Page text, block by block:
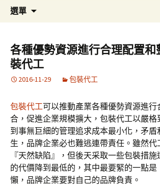
選單
容
區
各種優勢資源進行合理配置和
裝代工
2016-11-29 包裝代工
包裝代工可以推動產業各種優勢資源進行
合，促進企業規模擴大，包裝代工以嚴格
到事無巨細的管理追求成本最小化，矛盾
生，品牌企業必也難逃連帶責任。雖然
『天然缺陷』，但後天采取一些包裝措
的代價降到最低的，其中最要緊的一點是
懶，品牌企業要對自己的品牌負責。